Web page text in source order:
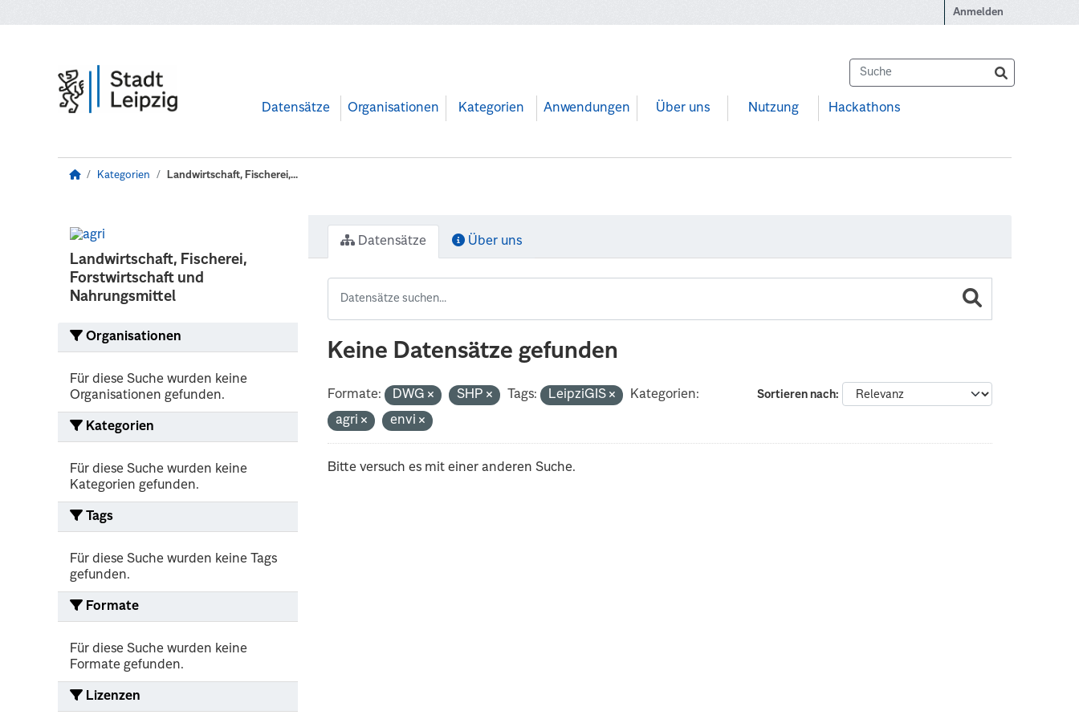
Anmelden
Datensätze Organisationen Kategorien Anwendungen Über uns Nutzung Hackathons
Kategorien Landwirtschaft, Fischerei,...
Landwirtschaft, Fischerei,
Forstwirtschaft und
Nahrungsmittel
Organisationen
Für diese Suche wurden keine
Organisationen gefunden.
Kategorien
Für diese Suche wurden keine
Kategorien gefunden.
Tags
Für diese Suche wurden keine Tags
gefunden.
Formate
Für diese Suche wurden keine
Formate gefunden.
Lizenzen
Datensätze Über uns
Keine Datensätze gefunden
Sortieren nach
Formate: DWG SHP Tags: LeipziGIS
Kategorien:
agri
envi
Bitte versuch es mit einer anderen Suche.